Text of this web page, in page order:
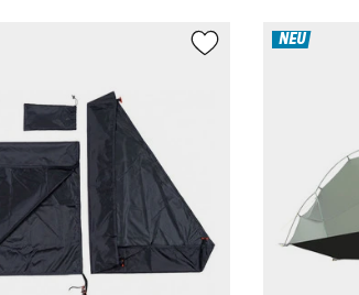
NEU